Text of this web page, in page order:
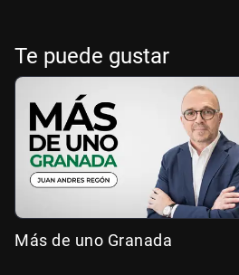
Te puede gustar
Más de uno Granada